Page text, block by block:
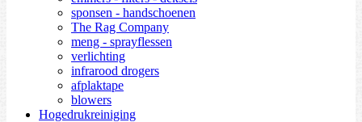
sponsen - handschoenen
The Rag Company
meng - sprayflessen
verlichting
infrarood drogers
afplaktape
blowers
Hogedrukreiniging